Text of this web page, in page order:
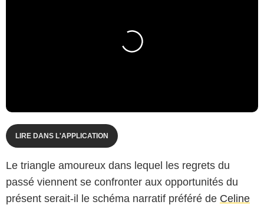
LIRE DANS L'APPLICATION
Le triangle amoureux dans lequel les regrets du
passé viennent se confronter aux opportunités du
présent serait-il le schéma narratif préféré de Celine